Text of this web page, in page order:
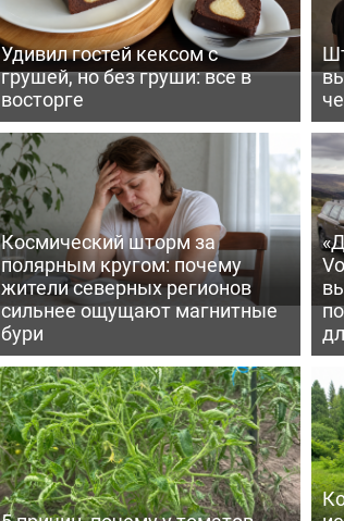
Удивил гостей кексом с
грушей, но без груши: все в
восторге
Космический шторм за
полярным кругом: почему
жители северных регионов
сильнее ощущают магнитные
бури